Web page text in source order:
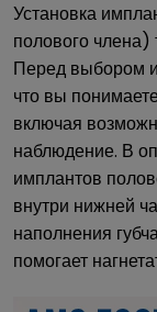
Установка
полового члена)
Перед выбором
что вы
включая
наблюдение. В
имплантов
внутри нижней
наполнения
помогает